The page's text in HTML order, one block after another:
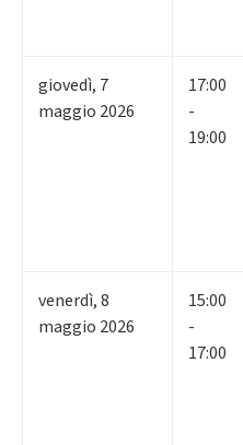
giovedì, 7
maggio 2026
17:00
-
19:00
venerdì,8
maggio 2026
15:00
-
17:00